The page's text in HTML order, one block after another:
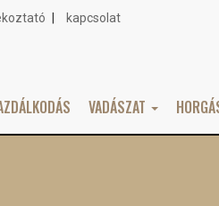
kapcsolat
VADÁSZAT